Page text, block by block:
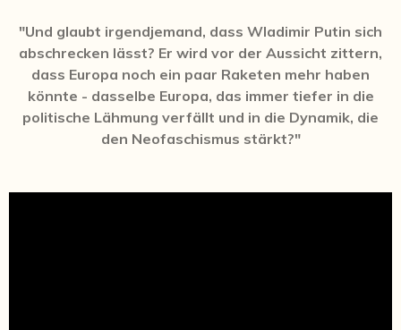
"Und glaubt irgendjemand, dass Wladimir Putin sich
abschrecken lässt? Er wird vor der Aussicht zittern,
dass Europa noch ein paar Raketen mehr haben
könnte - dasselbe Europa, das immer tiefer in die
politische Lähmung verfällt und in die Dynamik, die
den Neofaschismus stärkt?"